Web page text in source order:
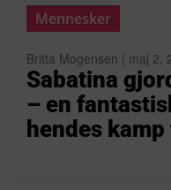
Mennesker
Britta Mogensen | maj 2,
Sabatina
– en
hendes